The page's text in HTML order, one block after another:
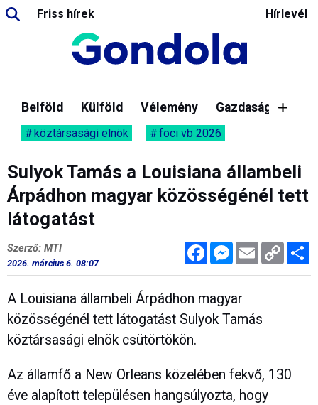
Friss hírek Hírlevél
Belföld Külföld Vélemény Gazdaság
köztársasági elnök foci vb 2026
Sulyok Tamás a Louisiana állambeli
Árpádhon magyar közösségénél tett
látogatást
FacebookMessenger
Email Copy
Link
Szerző: MTI
2026. március 6. 08:07
A Louisiana állambeli Árpádhon magyar
közösségénél tett látogatást Sulyok Tamás
köztársasági elnök csütörtökön.
Az államfő a New Orleans közelében fekvő, 130
éve alapított településen hangsúlyozta, hogy